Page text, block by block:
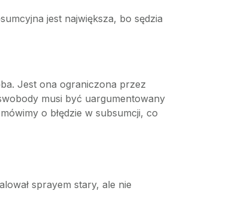
jest największa, bo sędzia
Jest ona ograniczona przez
musi być uargumentowany
o błędzie w subsumcji, co
sprayem stary, ale nie